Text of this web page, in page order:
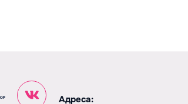
Адреса: